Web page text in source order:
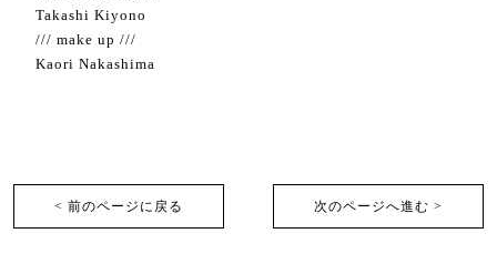
Takashi Kiyono
/// make up ///
Kaori Nakashima
< 前のページに戻る 次のページへ進む >︎